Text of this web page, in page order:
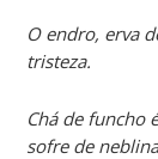
O endro, erva
tristeza.
Chá de funcho
sofre de